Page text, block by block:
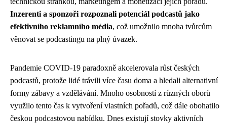
Inzerenti a sponzoři rozpoznali potenciál podcastů jako
efektivního reklamního média, což umožnilo mnoha tvůrcům
věnovat se podcastingu na plný úvazek.
Pandemie COVID-19 paradoxně akcelerovala růst českých
podcastů, protože lidé trávili více času doma a hledali alternativní
formy zábavy a vzdělávání. Mnoho osobností z různých oborů
využilo tento čas k vytvoření vlastních pořadů, což dále obohatilo
českou podcastovou nabídku. Dnes existují stovky aktivních